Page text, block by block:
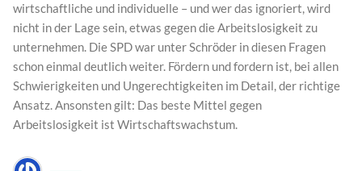
wirtschaftliche und individuelle – und wer das ignoriert, wird
nicht in der Lage sein, etwas gegen die Arbeitslosigkeit zu
unternehmen. Die SPD war unter Schröder in diesen Fragen
schon einmal deutlich weiter. Fördern und fordern ist, bei allen
Schwierigkeiten und Ungerechtigkeiten im Detail, der richtige
Ansatz. Ansonsten gilt: Das beste Mittel gegen
Arbeitslosigkeit ist Wirtschaftswachstum.